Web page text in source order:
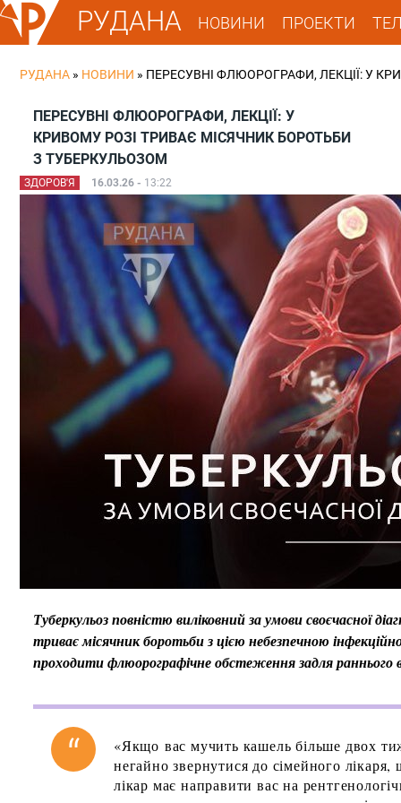
РУДАНА НОВИНИ ПРОЕКТИ
РУДАНА » НОВИНИ » ПЕРЕСУВНІ ФЛЮОРОГРАФИ, ЛЕКЦІЇ: У
ПЕРЕСУВНІ ФЛЮОРОГРАФИ, ЛЕКЦІЇ: У
КРИВОМУ РОЗІ ТРИВАЄ МІСЯЧНИК БОРОТЬБИ
З ТУБЕРКУЛЬОЗОМ
ЗДОРОВ'Я 16.03.26 - 13:22
Туберкульоз повністю виліковний за умови своєчасної
триває місячник боротьби з цією небезпечною
проходити флюорографічне обстеження задля раннього
«Якщо вас мучить кашель більше двох
негайно звернутися до сімейного
лікар має направити вас на